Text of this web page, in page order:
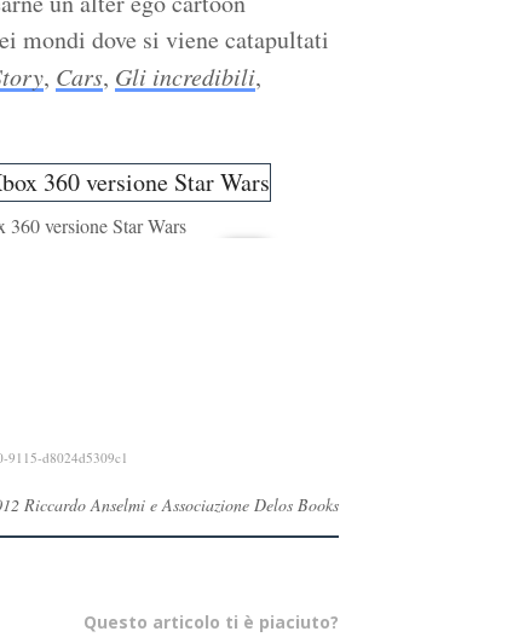
mondi dove si viene catapultati
, Cars, Gli incredibili,
versione Star Wars
9115-d8024d5309c1
Riccardo Anselmi e Associazione Delos Books
Questo articolo ti è piaciuto?